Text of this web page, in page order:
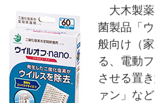
大木製薬
菌製品「
般向け（
る、電動
させる置
ァン」な